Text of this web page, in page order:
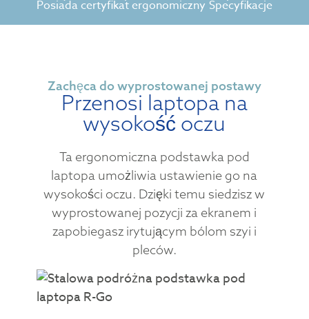
Posiada certyfikat ergonomiczny Specyfikacje
Zachęca do wyprostowanej postawy
Przenosi laptopa na
wysokość oczu
Ta ergonomiczna podstawka pod
laptopa umożliwia ustawienie go na
wysokości oczu. Dzięki temu siedzisz w
wyprostowanej pozycji za ekranem i
zapobiegasz irytującym bólom szyi i
pleców.